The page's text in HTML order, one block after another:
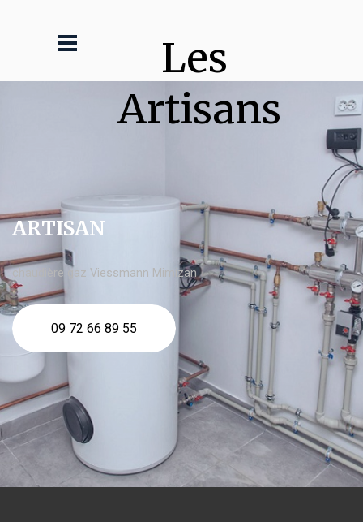
Les
Artisans
ARTISAN
chaudière gaz Viessmann Mimizan
09 72 66 89 55